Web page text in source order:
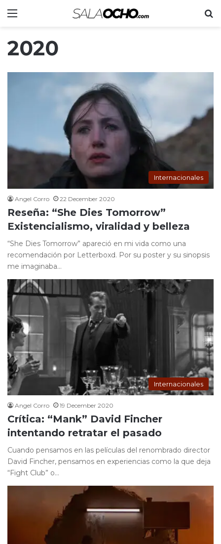
Menu
2020
Internacionales
Angel Corro 22 December 2020
Reseña: “She Dies Tomorrow”
Existencialismo, viralidad y belleza
“She Dies Tomorrow” apareció en mi vida como una
recomendación por Letterboxd. Por su poster y su sinopsis
me imaginaba…
Internacionales
Angel Corro 19 December 2020
Crítica: “Mank” David Fincher
intentando retratar el pasado
Cuando pensamos en las películas del renombrado director
David Fincher, pensamos en experiencias como la que deja
“Fight Club” o…